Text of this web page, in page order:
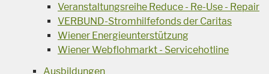
Veranstaltungsreihe Reduce - Re-Use - Repair
VERBUND-Stromhilfefonds der Caritas
Wiener Energieunterstützung
Wiener Webflohmarkt - Servicehotline
Ausbildungen